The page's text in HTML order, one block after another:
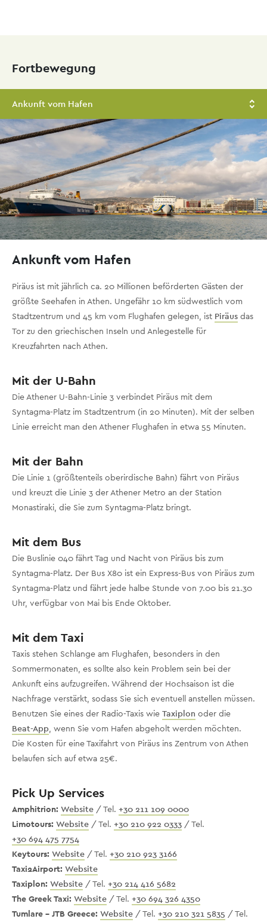
content
Fortbewegung
Ankunft vom Hafen
Ankunft vom Hafen
Piräus ist mit jährlich ca. 20 Millionen beförderten Gästen der
größte Seehafen in Athen. Ungefähr 10 km südwestlich vom
Stadtzentrum und 45 km vom Flughafen gelegen, ist Piräus das
Tor zu den griechischen Inseln und Anlegestelle für
Kreuzfahrten nach Athen.
Mit der U-Bahn
Die Athener U-Bahn-Linie 3 verbindet Piräus mit dem
Syntagma-Platz im Stadtzentrum (in 20 Minuten). Mit der selben
Linie erreicht man den Athener Flughafen in etwa 55 Minuten.
Mit der Bahn
Die Linie 1 (größtenteils oberirdische Bahn) fährt von Piräus
und kreuzt die Linie 3 der Athener Metro an der Station
Monastiraki, die Sie zum Syntagma-Platz bringt.
Mit dem Bus
Die Buslinie 040 fährt Tag und Nacht von Piräus bis zum
Syntagma-Platz. Der Bus X80 ist ein Express-Bus von Piräus zum
Syntagma-Platz und fährt jede halbe Stunde von 7.00 bis 21.30
Uhr, verfügbar von Mai bis Ende Oktober.
Mit dem Taxi
Taxis stehen Schlange am Flughafen, besonders in den
Sommermonaten, es sollte also kein Problem sein bei der
Ankunft eins aufzugreifen. Während der Hochsaison ist die
Nachfrage verstärkt, sodass Sie sich eventuell anstellen müssen.
Benutzen Sie eines der Radio-Taxis wie Taxiplon oder die
Beat-App , wenn Sie vom Hafen abgeholt werden möchten.
Die Kosten für eine Taxifahrt von Piräus ins Zentrum von Athen
belaufen sich auf etwa 25€.
Pick Up Services
Amphitrion: Website / Tel. +30 211 109 0000
Limotours: Website / Tel. +30 210 922 0333 / Tel.
+30 694 475 7754
Keytours: Website / Tel. +30 210 923 3166
Taxi2Airport: Website
Taxiplon: Website / Tel. +30 214 416 5682
The Greek Taxi: Website / Tel. +30 694 326 4350
Tumlare - JTB Greece: Website / Tel. +30 210 321 5835 / Tel.